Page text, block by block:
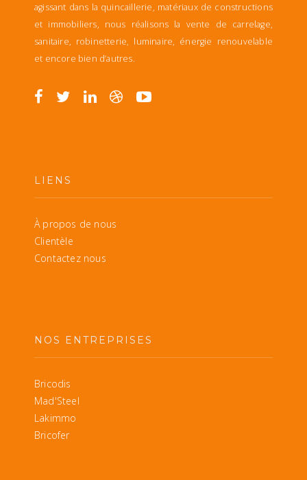
agissant dans la quincaillerie, matériaux de constructions
et immobiliers, nous réalisons la vente de carrelage,
sanitaire, robinetterie, luminaire, énergie renouvelable
et encore bien d’autres.
LIENS
À propos de nous
Clientèle
Contactez nous
NOS ENTREPRISES
Bricodis
Mad'Steel
Lakimmo
Bricofer